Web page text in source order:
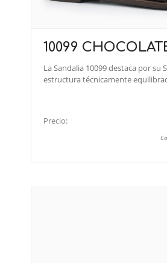
10099
La Sandalia 10099 destaca por su
estructura técnicamente
Precio: